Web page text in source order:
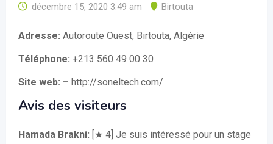
décembre 15, 2020 3:49 am Birtouta
Adresse: Autoroute Ouest, Birtouta, Algérie
Téléphone: +213 560 49 00 30
Site web: – http://soneltech.com/
Avis des visiteurs
Hamada Brakni: [★ 4] Je suis intéressé pour un stage